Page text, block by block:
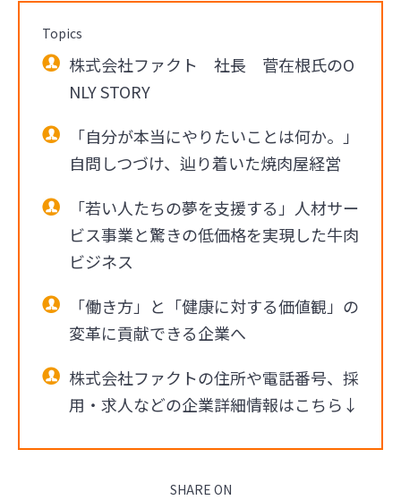
Topics
株式会社ファクト 社長 菅在根氏のO
NLY STORY
「自分が本当にやりたいことは何か。」
自問しつづけ、辿り着いた焼肉屋経営
「若い人たちの夢を支援する」人材サー
ビス事業と驚きの低価格を実現した牛肉
ビジネス
「働き方」と「健康に対する価値観」の
変革に貢献できる企業へ
株式会社ファクトの住所や電話番号、採
用・求人などの企業詳細情報はこちら↓
SHARE ON